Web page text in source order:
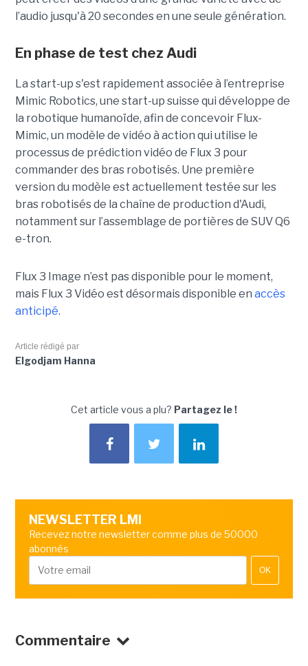
l’audio jusqu'à 20 secondes en une seule génération.
En phase de test chez Audi
La start-up s'est rapidement associée à l’entreprise
Mimic Robotics, une start-up suisse qui développe de
la robotique humanoïde, afin de concevoir Flux-
Mimic, un modèle de vidéo à action qui utilise le
processus de prédiction vidéo de Flux 3 pour
commander des bras robotisés. Une première
version du modèle est actuellement testée sur les
bras robotisés de la chaîne de production d'Audi,
notamment sur l’assemblage de portières de SUV Q6
e-tron.
Flux 3 Image n’est pas disponible pour le moment,
mais Flux 3 Vidéo est désormais disponible en accès
anticipé.
Article rédigé par
Elgodjam Hanna
Cet article vous a plu? Partagez le !
NEWSLETTER LMI
Recevez notre newsletter comme plus de 50000
abonnés
OK
Commentaire